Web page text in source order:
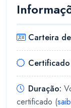
Carteira
Duração:
certificado (